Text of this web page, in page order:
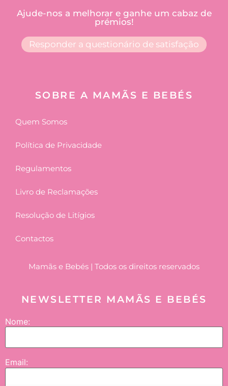
Ajude-nos a melhorar e ganhe um cabaz de
prémios!
Responder a questionário de satisfação
SOBRE A MAMÃS E BEBÉS
Quem Somos
Política de Privacidade
Regulamentos
Livro de Reclamações
Resolução de Litígios
Contactos
Mamãs e Bebés | Todos os direitos reservados
NEWSLETTER MAMÃS E BEBÉS
Nome:
Email: